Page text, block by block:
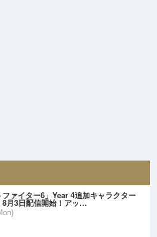
ファイター6」Year 4追加キャラクター
8月3日配信開始！アッ…